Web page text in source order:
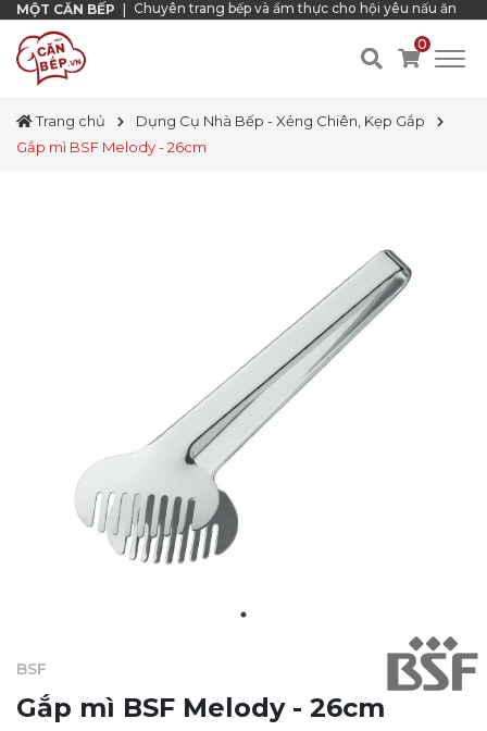
MỘT CĂN BẾP Chuyên trang bếp và ẩm thực cho hội yêu nấu ăn
0
Trang chủ
Dụng Cụ Nhà Bếp - Xẻng Chiên, Kẹp Gắp
Gắp mì BSF Melody - 26cm
BSF
Gắp mì BSF Melody - 26cm